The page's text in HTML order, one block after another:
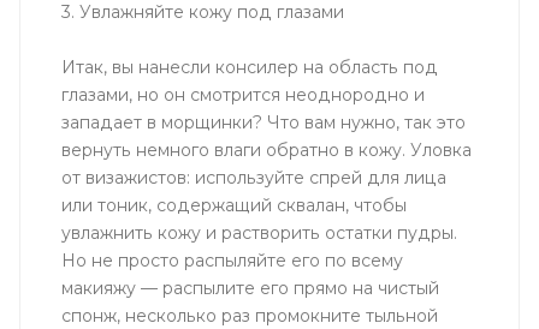
3. Увлажняйте кожу под глазами
Итак, вы нанесли консилер на область под
глазами, но он смотрится неоднородно и
западает в морщинки? Что вам нужно, так это
вернуть немного влаги обратно в кожу. Уловка
от визажистов: используйте спрей для лица
или тоник, содержащий сквалан, чтобы
увлажнить кожу и растворить остатки пудры.
Но не просто распыляйте его по всему
макияжу — распылите его прямо на чистый
спонж, несколько раз промокните тыльной